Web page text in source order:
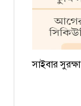
সাইবার